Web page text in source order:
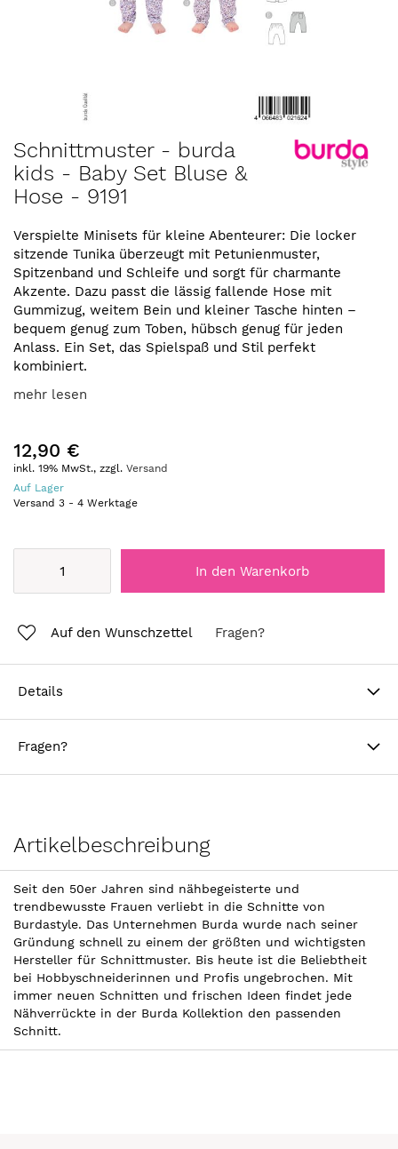
Anfang
der
Bildergalerie
Schnittmuster - burda
kids - Baby Set Bluse &
Hose - 9191
Verspielte Minisets für kleine Abenteurer: Die locker
sitzende Tunika überzeugt mit Petunienmuster,
Spitzenband und Schleife und sorgt für charmante
Akzente. Dazu passt die lässig fallende Hose mit
Gummizug, weitem Bein und kleiner Tasche hinten –
bequem genug zum Toben, hübsch genug für jeden
Anlass. Ein Set, das Spielspaß und Stil perfekt
kombiniert.
mehr lesen
12,90 €
inkl. 19% MwSt., zzgl. Versand
Auf Lager
Versand 3 - 4 Werktage
In den Warenkorb
Auf den Wunschzettel Fragen?
Details
Fragen?
Artikelbeschreibung
Seit den 50er Jahren sind nähbegeisterte und
trendbewusste Frauen verliebt in die Schnitte von
Burdastyle. Das Unternehmen Burda wurde nach seiner
Gründung schnell zu einem der größten und wichtigsten
Hersteller für Schnittmuster. Bis heute ist die Beliebtheit
bei Hobbyschneiderinnen und Profis ungebrochen. Mit
immer neuen Schnitten und frischen Ideen findet jede
Nähverrückte in der Burda Kollektion den passenden
Schnitt.